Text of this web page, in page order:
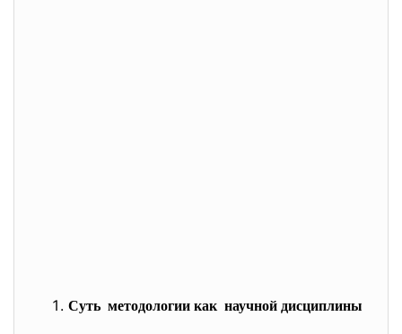
Суть методологии как научной дисциплины